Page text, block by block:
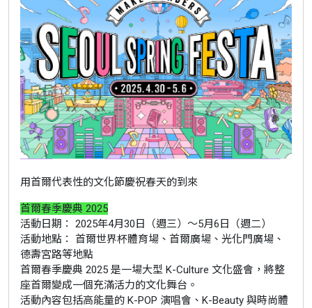
用首爾代表性的文化節慶祝春天的到來
首爾春季慶典 2025
活動日期： 2025年4月30日（週三）～5月6日（週二）
活動地點： 首爾世界杯體育場、首爾廣場、光化門廣場、
德壽宮路等地點
首爾春季慶典 2025 是一場大型 K-Culture 文化盛會，將整
座首爾變成一個充滿活力的文化舞台。
活動內容包括高能量的 K-POP 演唱會、K-Beauty 與時尚體